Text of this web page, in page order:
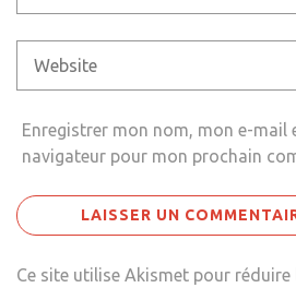
Enregistrer mon nom, mon e-mail
navigateur pour mon prochain
Ce site utilise Akismet pour réduire